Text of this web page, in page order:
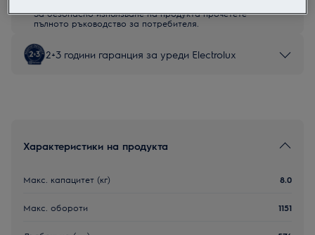
За безопасно използване на продукта прочетете
пълното ръководство за потребителя.
2+3 години гаранция за уреди Electrolux
Характеристики на продукта
Макс. капацитет (кг) 8.0
Макс. обороти 1151